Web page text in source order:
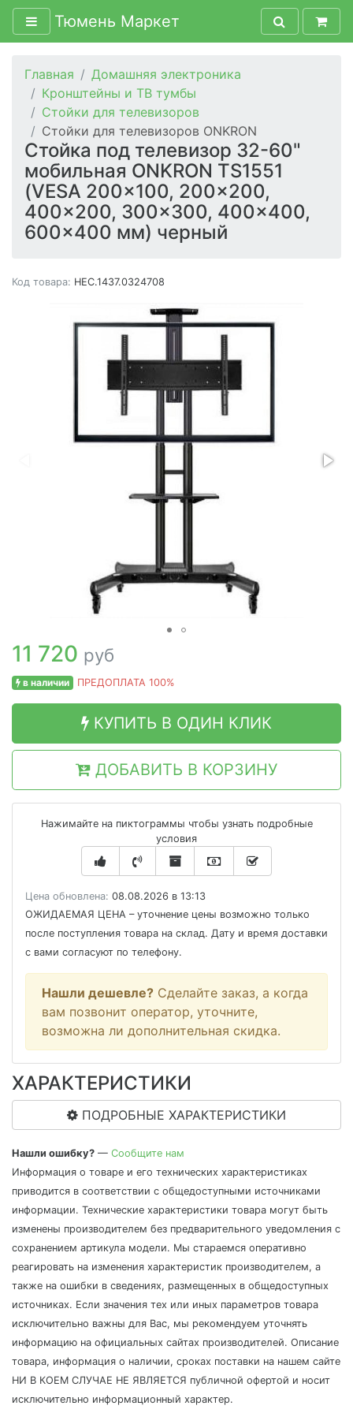
Тюмень Маркет
Главная
Домашняя электроника
Кронштейны и ТВ тумбы
Стойки для телевизоров
Стойки для телевизоров ONKRON
Стойка под телевизор 32-60"
мобильная ONKRON TS1551
(VESA 200x100, 200x200,
400x200, 300x300, 400x400,
600x400 мм) черный
Код товара: HEC.1437.0324708
11 720 руб
в наличии ПРЕДОПЛАТА 100%
КУПИТЬ В ОДИН КЛИК
ДОБАВИТЬ В КОРЗИНУ
Нажимайте на пиктограммы чтобы узнать подробные
условия
Цена обновлена: 08.08.2026 в 13:13
ОЖИДАЕМАЯ ЦЕНА – уточнение цены возможно только
после поступления товара на склад. Дату и время доставки
с вами согласуют по телефону.
Нашли дешевле? Сделайте заказ, а когда
вам позвонит оператор, уточните,
возможна ли дополнительная скидка.
ХАРАКТЕРИСТИКИ
ПОДРОБНЫЕ ХАРАКТЕРИСТИКИ
Нашли ошибку? — Сообщите нам
Информация о товаре и его технических характеристиках
приводится в соответствии с общедоступными источниками
информации. Технические характеристики товара могут быть
изменены производителем без предварительного уведомления с
сохранением артикула модели. Мы стараемся оперативно
реагировать на изменения характеристик производителем, а
также на ошибки в сведениях, размещенных в общедоступных
источниках. Если значения тех или иных параметров товара
исключительно важны для Вас, мы рекомендуем уточнять
информацию на официальных сайтах производителей. Описание
товара, информация о наличии, сроках поставки на нашем сайте
НИ В КОЕМ СЛУЧАЕ НЕ ЯВЛЯЕТСЯ публичной офертой и носит
исключительно информационный характер.